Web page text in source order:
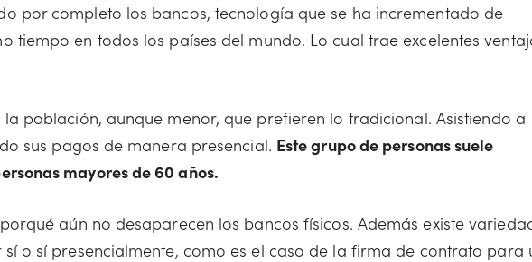
por completo los bancos, tecnología que se ha incrementado de
tiempo en todos los países del mundo. Lo cual trae excelentes
población, aunque menor, que prefieren lo tradicional. Asistiendo a
sus pagos de manera presencial. Este grupo de personas suele
mayores de 60 años.
aún no desaparecen los bancos físicos. Además existe
o sí presencialmente, como es el caso de la firma de contrato para